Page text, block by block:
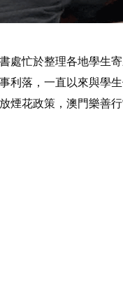
處忙於整理各地學生
利落，一直以來與學
煙花政策，澳門樂善